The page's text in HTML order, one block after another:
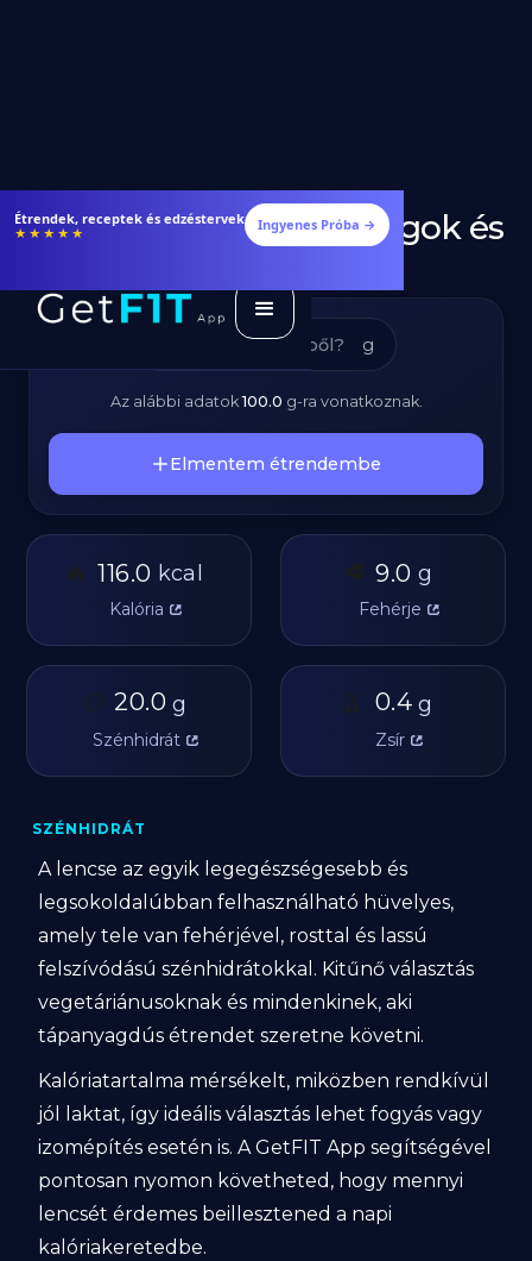
Fogyj és izmosodj hatékonyabban
★★★★★ Ingyenes Próba →
Lencse - Tápanyagok és
g
Az alábbi adatok100.0 g-ra vonatkoznak.
Elmentem étrendembe
🔥 116.0 kcal
Kalória
🥩 9.0 g
Fehérje
🥔 20.0 g
Szénhidrát
🫒 0.4 g
Zsír
SZÉNHIDRÁT
A lencse az egyik legegészségesebb és
legsokoldalúbban felhasználható hüvelyes,
amely tele van fehérjével, rosttal és lassú
felszívódású szénhidrátokkal. Kitűnő választás
vegetáriánusoknak és mindenkinek, aki
tápanyagdús étrendet szeretne követni.
Kalóriatartalma mérsékelt, miközben rendkívül
jól laktat, így ideális választás lehet fogyás vagy
izomépítés esetén is. A GetFIT App segítségével
pontosan nyomon követheted, hogy mennyi
lencsét érdemes beillesztened a napi
kalóriakeretedbe.